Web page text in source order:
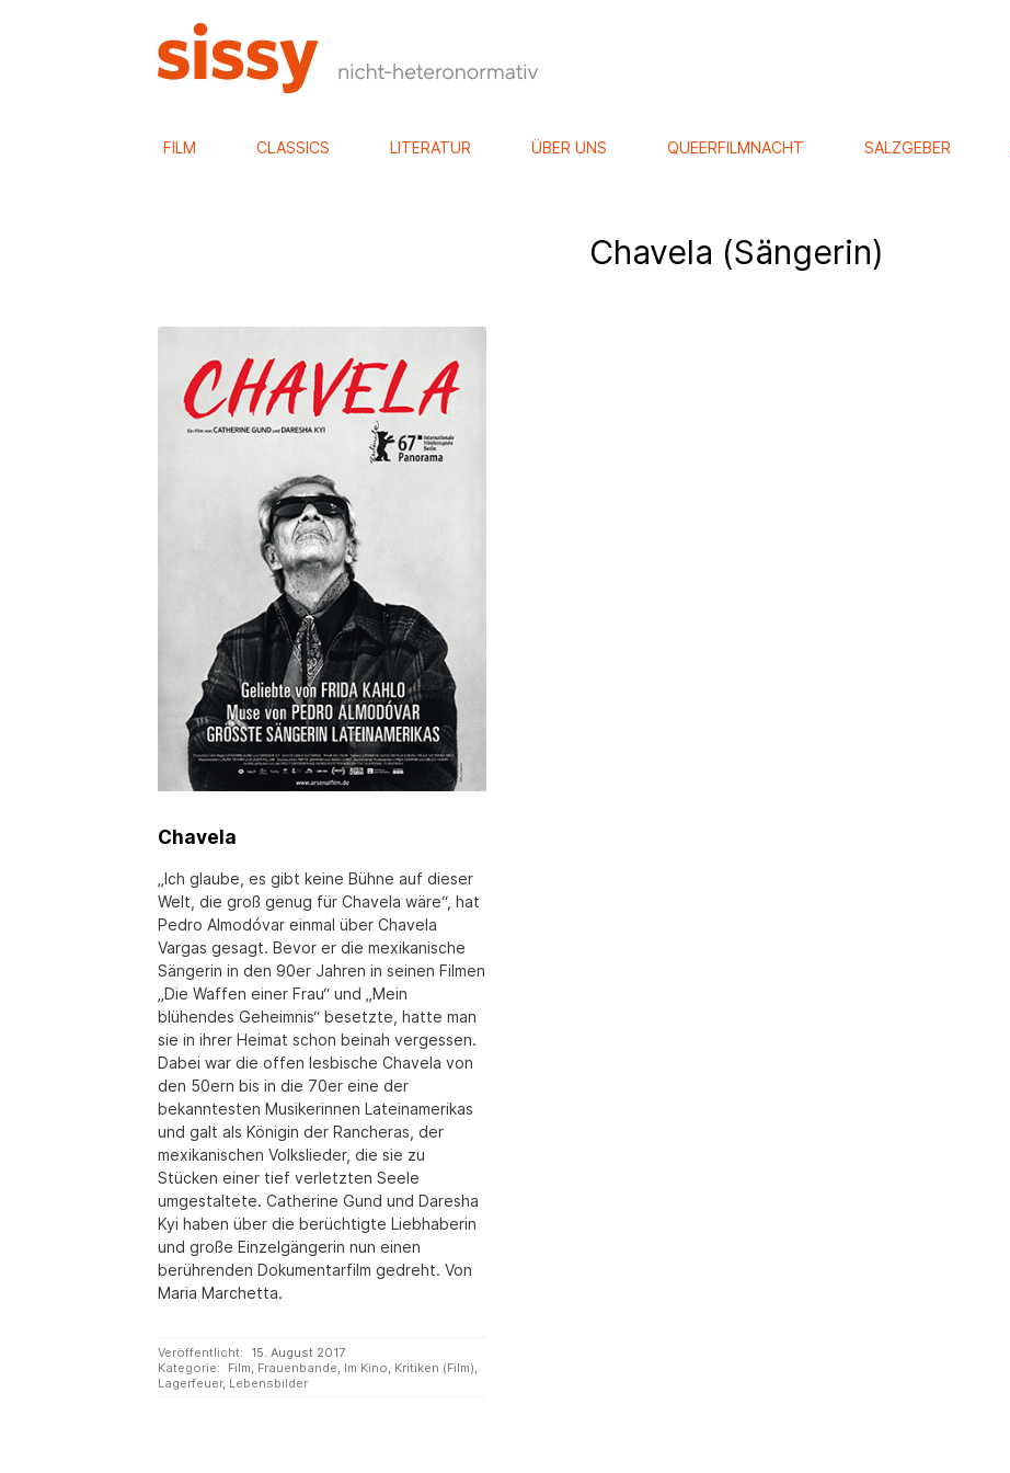
FILM CLASSICS LITERATUR ÜBER UNS QUEERFILMNACHT SALZGEBER
Chavela (Sängerin)
Chavela
„Ich glaube, es gibt keine Bühne auf dieser
Welt, die groß genug für Chavela wäre“, hat
Pedro Almodóvar einmal über Chavela
Vargas gesagt. Bevor er die mexikanische
Sängerin in den 90er Jahren in seinen Filmen
„Die Waffen einer Frau“ und „Mein
blühendes Geheimnis“ besetzte, hatte man
sie in ihrer Heimat schon beinah vergessen.
Dabei war die offen lesbische Chavela von
den 50ern bis in die 70er eine der
bekanntesten Musikerinnen Lateinamerikas
und galt als Königin der Rancheras, der
mexikanischen Volkslieder, die sie zu
Stücken einer tief verletzten Seele
umgestaltete. Catherine Gund und Daresha
Kyi haben über die berüchtigte Liebhaberin
und große Einzelgängerin nun einen
berührenden Dokumentarfilm gedreht. Von
Maria Marchetta.
Veröffentlicht:
15. August 2017
Kategorie:
Film, Frauenbande, Im Kino, Kritiken (Film),
Lagerfeuer, Lebensbilder